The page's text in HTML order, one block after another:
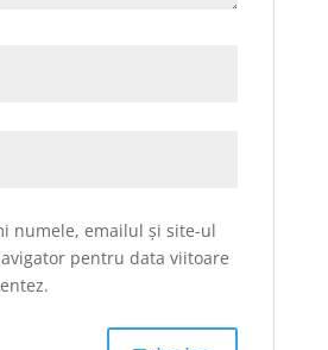
numele, emailul și site-ul
pentru data viitoare